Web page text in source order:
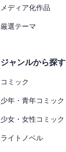
メディア化作品
厳選テーマ
ジャンルから探す
コミック
少年・青年コミック
少女・女性コミック
ライトノベル